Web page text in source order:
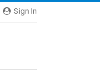
Sign In